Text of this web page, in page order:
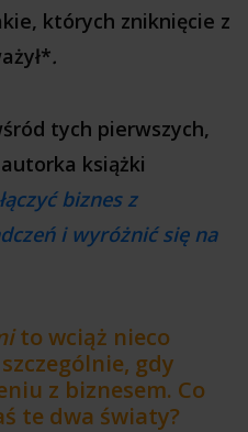
których zniknięcie z
.
tych pierwszych,
książki
biznes z
i wyróżnić się na
to wciąż nieco
gdy
z biznesem. Co
te dwa światy?